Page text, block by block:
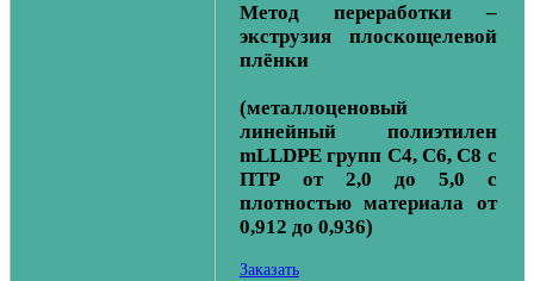
Метод переработки –
экструзия плоскощелевой
плёнки
(металлоценовый
линейный полиэтилен
mLLDPE групп С4, С6, С8 с
ПТР от 2,0 до 5,0 с
плотностью материала от
0,912 до 0,936)
Заказать